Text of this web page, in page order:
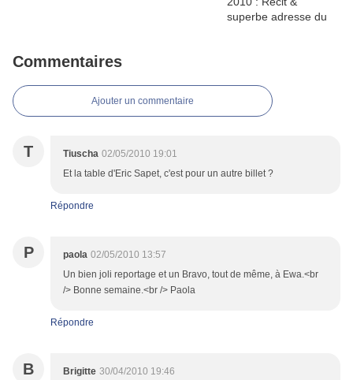
Commentaires
Ajouter un commentaire
T Tiuscha 02/05/2010 19:01
Et la table d'Eric Sapet, c'est pour un autre billet ?
Répondre
P paola 02/05/2010 13:57
Un bien joli reportage et un Bravo, tout de même, à Ewa.<br
/> Bonne semaine.<br /> Paola
Répondre
B Brigitte 30/04/2010 19:46